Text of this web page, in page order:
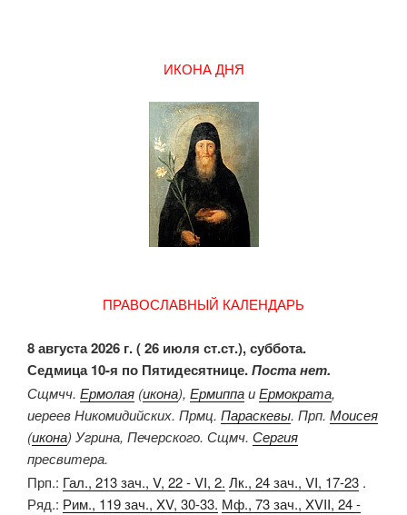
ИКОНА ДНЯ
ПРАВОСЛАВНЫЙ КАЛЕНДАРЬ
8 августа 2026 г. ( 26 июля ст.ст.), суббота.
Седмица 10-я по Пятидесятнице.Поста нет.
Сщмчч. Ермолая (икона), ЕрмиппаиЕрмократа,
иереев Никомидийских. Прмц. Параскевы. Прп. Моисея
(икона) Угрина, Печерского. Сщмч. Сергия
пресвитера.
Прп.: Гал., 213 зач., V, 22 - VI, 2. Лк., 24 зач., VI, 17-23 .
Ряд.: Рим., 119 зач., XV, 30-33. Мф., 73 зач., XVII, 24 -